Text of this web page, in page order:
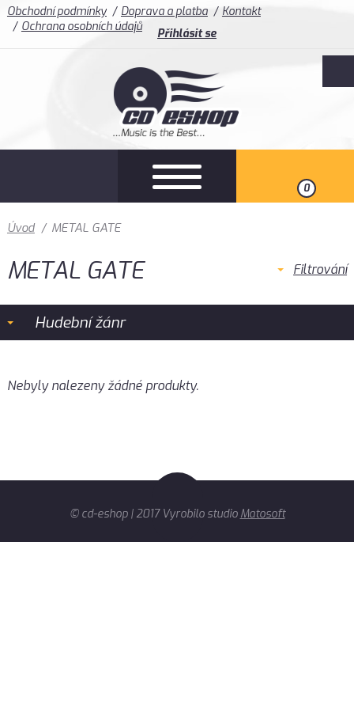
Obchodní podmínky Doprava a platba
Kontakt
Ochrana osobních údajů
Přihlásit se
0
Úvod / METAL GATE
METAL GATE Filtrování
Hudební žánr
Nebyly nalezeny žádné produkty.
© cd-eshop | 2017 Vyrobilo studio Matosoft